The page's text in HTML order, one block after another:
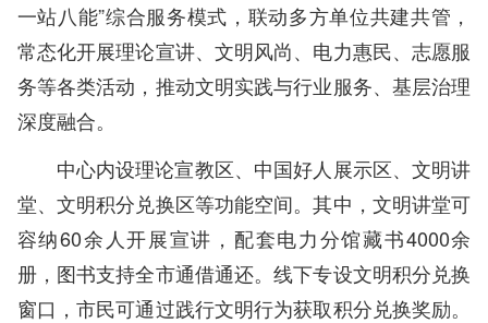
一站八能”综合服务模式，联动多方单位共建共管，
常态化开展理论宣讲、文明风尚、电力惠民、志愿服
务等各类活动，推动文明实践与行业服务、基层治理
深度融合。
中心内设理论宣教区、中国好人展示区、文明讲
堂、文明积分兑换区等功能空间。其中，文明讲堂可
容纳60余人开展宣讲，配套电力分馆藏书4000余
册，图书支持全市通借通还。线下专设文明积分兑换
窗口，市民可通过践行文明行为获取积分兑换奖励。